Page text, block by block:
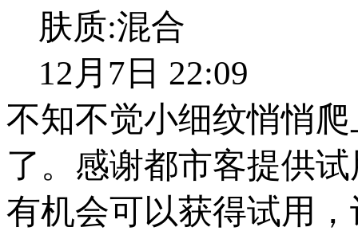
肤质:混合
12月7日 22:09
不知不觉小细纹悄悄
了。感谢都市客提供
有机会可以获得试用